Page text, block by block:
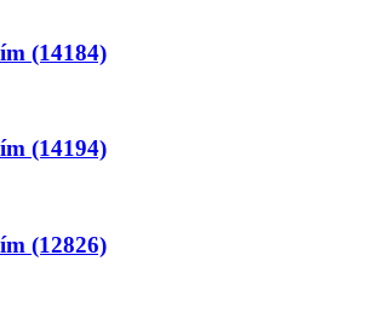
(14184)
(14194)
(12826)